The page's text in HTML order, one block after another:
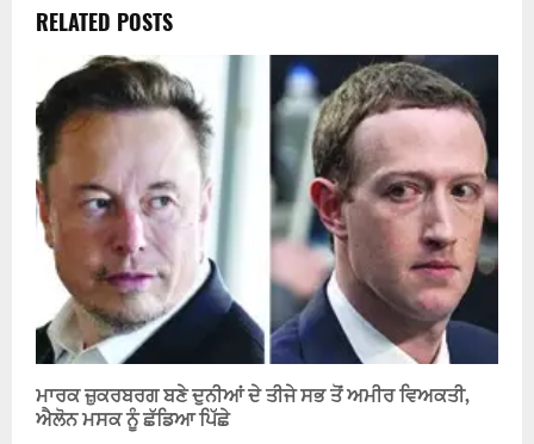
RELATED POSTS
ਮਾਰਕ ਜ਼ੁਕਰਬਰਗ ਬਣੇ ਦੁਨੀਆਂ ਦੇ ਤੀਜੇ ਸਭ ਤੋਂ ਅਮੀਰ ਵਿਅਕਤੀ,
ਐਲੋਨ ਮਸਕ ਨੂੰ ਛੱਡਿਆ ਪਿੱਛੇ